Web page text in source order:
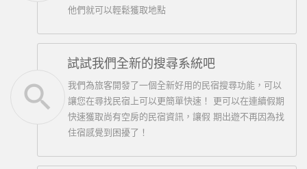
他們就可以輕鬆獲取地點
search
試試我們全新的搜尋系統吧
我們為旅客開發了一個全新好用的民宿搜尋功能，可以
讓您在尋找民宿上可以更簡單快速！ 更可以在連續假期
快速獲取尚有空房的民宿資訊，讓假 期出遊不再因為找
住宿感覺到困擾了！